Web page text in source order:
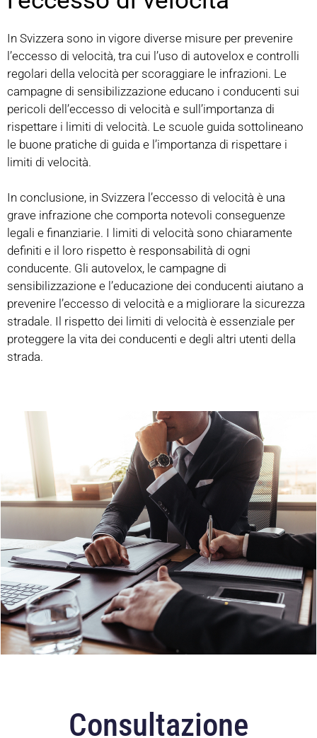
In Svizzera sono in vigore diverse misure per prevenire
l’eccesso di velocità, tra cui l’uso di autovelox e controlli
regolari della velocità per scoraggiare le infrazioni. Le
campagne di sensibilizzazione educano i conducenti sui
pericoli dell’eccesso di velocità e sull’importanza di
rispettare i limiti di velocità. Le scuole guida sottolineano
le buone pratiche di guida e l’importanza di rispettare i
limiti di velocità.
In conclusione, in Svizzera l’eccesso di velocità è una
grave infrazione che comporta notevoli conseguenze
legali e finanziarie. I limiti di velocità sono chiaramente
definiti e il loro rispetto è responsabilità di ogni
conducente. Gli autovelox, le campagne di
sensibilizzazione e l’educazione dei conducenti aiutano a
prevenire l’eccesso di velocità e a migliorare la sicurezza
stradale. Il rispetto dei limiti di velocità è essenziale per
proteggere la vita dei conducenti e degli altri utenti della
strada.
Consultazione